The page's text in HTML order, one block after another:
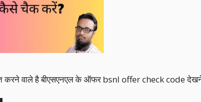
करने वाले है बीएसएनएल के ऑफर bsnl offer check code